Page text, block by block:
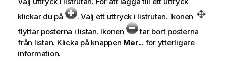
klickar du på
. Välj ett uttryck i listrutan. Ikonen
flyttar posterna i listan. Ikonen
tar bort posterna
från listan. Klicka på knappen Mer...för ytterligare
information.